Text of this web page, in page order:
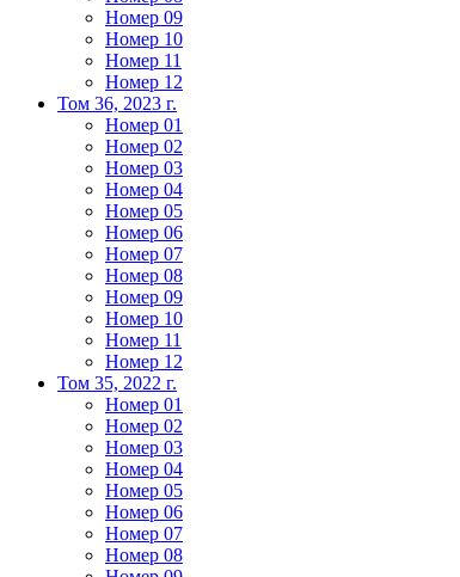
Номер 09
Номер 10
Номер 11
Номер 12
Том 36, 2023 г.
Номер 01
Номер 02
Номер 03
Номер 04
Номер 05
Номер 06
Номер 07
Номер 08
Номер 09
Номер 10
Номер 11
Номер 12
Том 35, 2022 г.
Номер 01
Номер 02
Номер 03
Номер 04
Номер 05
Номер 06
Номер 07
Номер 08